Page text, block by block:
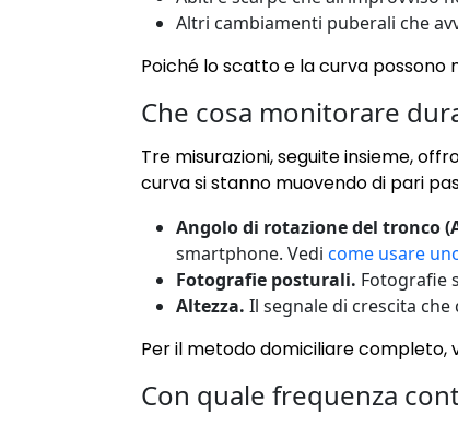
Altri cambiamenti puberali che
Poiché lo scatto e la curva possono
Che cosa monitorare
Tre misurazioni, seguite insieme,
curva si stanno muovendo di pari
Angolo di rotazione del tronco
smartphone. Vedi come usare
Fotografie posturali. Fotografie
Altezza. Il segnale di crescita
Per il metodo domiciliare completo,
Con quale frequenza